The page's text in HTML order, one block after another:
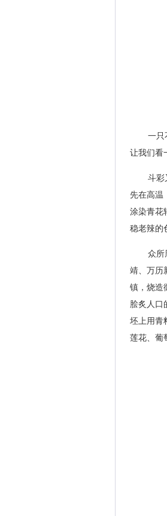
一只
让我们看
斗彩
先在高温
涂染青花
稳老辣的
众所
靖、万历
镇，烧造
脍炙人口
坯上用青
莲花、葡